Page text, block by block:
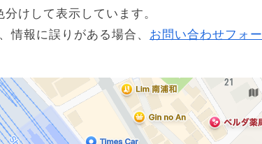
けして表示しています。
情報に誤りがある場合、 お問い合わせフォー